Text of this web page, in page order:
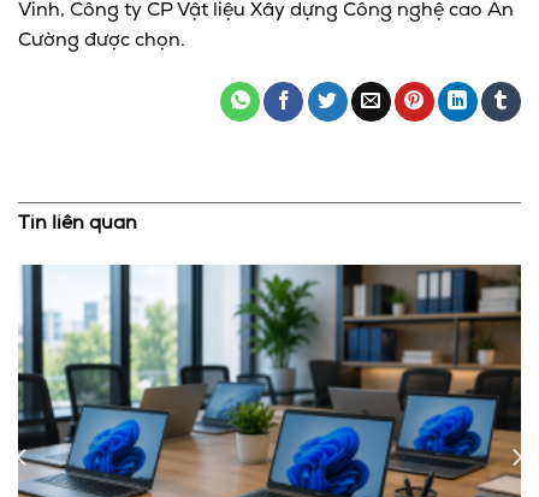
Vinh, Công ty CP Vật liệu Xây dựng Công nghệ cao An
Cường được chọn.
Tin liên quan